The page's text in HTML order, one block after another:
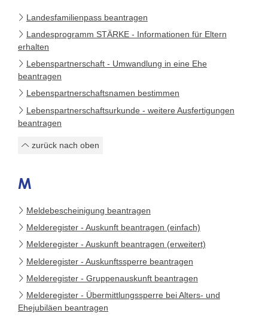
Landesfamilienpass beantragen
Landesprogramm STÄRKE - Informationen für Eltern
erhalten
Lebenspartnerschaft - Umwandlung in eine Ehe
beantragen
Lebenspartnerschaftsnamen bestimmen
Lebenspartnerschaftsurkunde - weitere Ausfertigungen
beantragen
zurück nach oben
M
Meldebescheinigung beantragen
Melderegister - Auskunft beantragen (einfach)
Melderegister - Auskunft beantragen (erweitert)
Melderegister - Auskunftssperre beantragen
Melderegister - Gruppenauskunft beantragen
Melderegister - Übermittlungssperre bei Alters- und
Ehejubiläen beantragen